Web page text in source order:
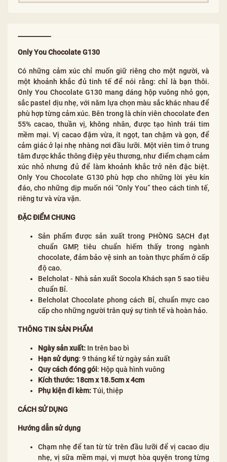
Only You Chocolate G130
Có những cảm xúc chỉ muốn giữ riêng cho một người, và
một khoảnh khắc đủ tinh tế để nói rằng: chỉ là bạn thôi.
Only You Chocolate G130 mang dáng hộp vuông nhỏ gọn,
sắc pastel dịu nhẹ, với năm lựa chọn màu sắc khác nhau để
phù hợp từng cảm xúc. Bên trong là chín viên chocolate đen
55% cacao, thuần vị, không nhân, được tạo hình trái tim
mềm mại. Vị cacao đậm vừa, ít ngọt, tan chậm và gọn, để
cảm giác ở lại nhẹ nhàng nơi đầu lưỡi. Một viên tim ở trung
tâm được khắc thông điệp yêu thương, như điểm chạm cảm
xúc nhỏ nhưng đủ để làm khoảnh khắc trở nên đặc biệt.
Only You Chocolate G130 phù hợp cho những lời yêu kín
đáo, cho những dịp muốn nói “Only You” theo cách tinh tế,
riêng tư và vừa vặn.
ĐẶC ĐIỂM CHUNG
Sản phẩm được sản xuất trong PHÒNG SẠCH đạt
chuẩn GMP, tiêu chuẩn hiếm thấy trong ngành
chocolate, đảm bảo vệ sinh an toàn thực phẩm ở cấp
độ cao.
Belcholat - Nhà sản xuất Socola Khách sạn 5 sao tiêu
chuẩn Bỉ.
Belcholat Chocolate phong cách Bỉ, chuẩn mực cao
cấp cho những người trân quý sự tinh tế và hoàn hảo.
THÔNG TIN SẢN PHẨM
Ngày sản xuất: In trên bao bì
Hạn sử dụng: 9 tháng kể từ ngày sản xuất
Quy cách đóng gói: Hộp quà hình vuông
Kích thước: 18cm x 18.5cm x 4cm
Phụ kiện đi kèm:Túi, thiệp
CÁCH SỬ DỤNG
Hướng dẫn sử dụng
Chạm nhẹ để tan từ từ trên đầu lưỡi để vị cacao dịu
nhẹ, vị sữa mềm mại, vị mượt hòa quyện trong từng